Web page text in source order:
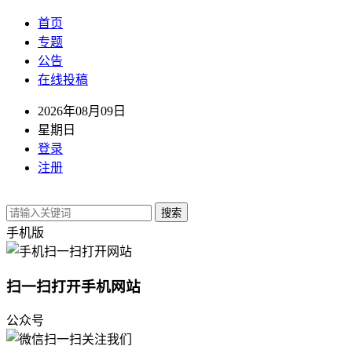
首页
专题
公告
在线投稿
2026年08月09日
星期日
登录
注册
搜索
手机版
扫一扫打开手机网站
公众号